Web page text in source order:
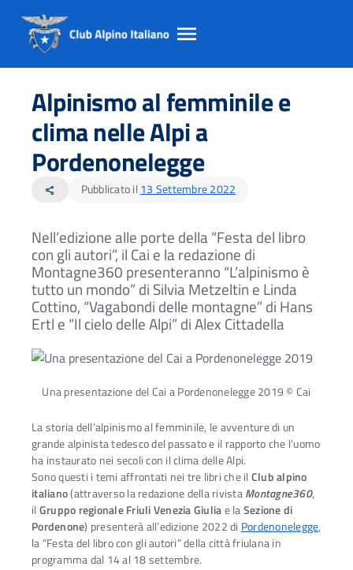
Salta
contento
principale
Salta
Salta
Alpinismo al femminile e
clima nelle Alpi a
Pordenonelegge
share Pubblicato il 13 Settembre 2022
Nell’edizione alle porte della “Festa del libro
con gli autori”, il Cai e la redazione di
Montagne360 presenteranno “L’alpinismo è
tutto un mondo” di Silvia Metzeltin e Linda
Cottino, “Vagabondi delle montagne” di Hans
Ertl e “Il cielo delle Alpi” di Alex Cittadella
Una presentazione del Cai a Pordenonelegge 2019 © Cai
La storia dell’alpinismo al femminile, le avventure di un
grande alpinista tedesco del passato e il rapporto che l’uomo
ha instaurato nei secoli con il clima delle Alpi.
Sono questi i temi affrontati nei tre libri che il Club alpino
italiano(attraverso la redazione della rivistaMontagne360,
il Gruppo regionale Friuli Venezia Giuliae laSezione di
Pordenone) presenterà all’edizione 2022 di Pordenonelegge,
la “Festa del libro con gli autori” della città friulana in
programma dal 14 al 18 settembre.